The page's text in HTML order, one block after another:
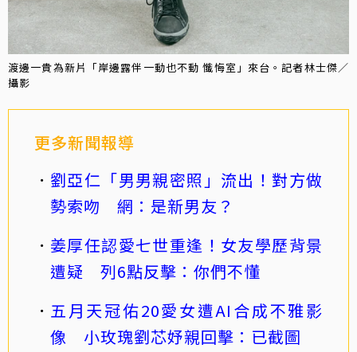
渡邊一貴為新片「岸邊露伴一動也不動 懺悔室」來台。記者林士傑／
攝影
更多新聞報導
劉亞仁「男男親密照」流出！對方做
勢索吻 網：是新男友？
姜厚任認愛七世重逢！女友學歷背景
遭疑 列6點反擊：你們不懂
五月天冠佑20愛女遭AI合成不雅影
像 小玫瑰劉芯妤親回擊：已截圖